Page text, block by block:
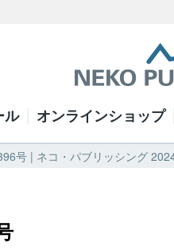
ル オンラインショップ
号 | ネコ・パブリッシング